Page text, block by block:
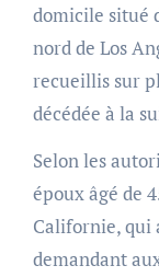
domicile situé
nord de Los
recueillis sur
décédée à la
Selon les
époux âgé de
Californie, qui
demandant